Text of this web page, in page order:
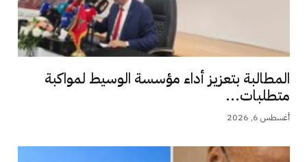
المطالبة بتعزيز أداء مؤسسة الوسيط لمواكبة
متطلبات...
أغسطس 6, 2026